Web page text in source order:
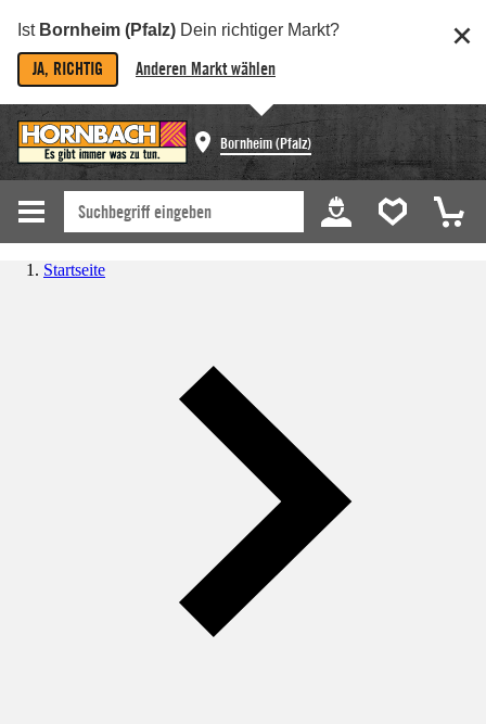
Ist Bornheim (Pfalz) Dein richtiger Markt?
JA, RICHTIG Anderen Markt wählen
Bornheim (Pfalz)
Startseite